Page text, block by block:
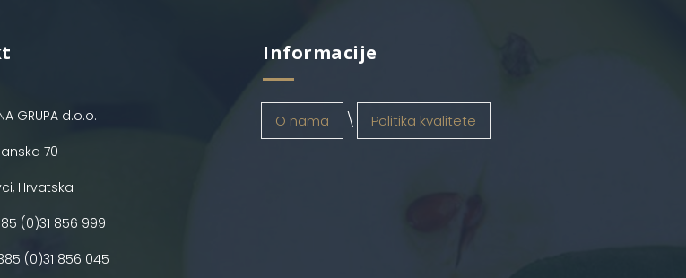
GRUPA d.o.o.
70
Hrvatska
(0)31 856 999
(0)31 856 045
Informacije
O nama Politika kvalitete